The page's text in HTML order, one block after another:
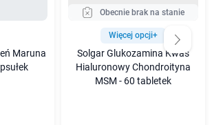
Maruna
Obecnie brak na stanie
Więcej opcji+
Solgar Glukozamina Kwas
Hialuronowy Chondroityna
MSM - 60 tabletek